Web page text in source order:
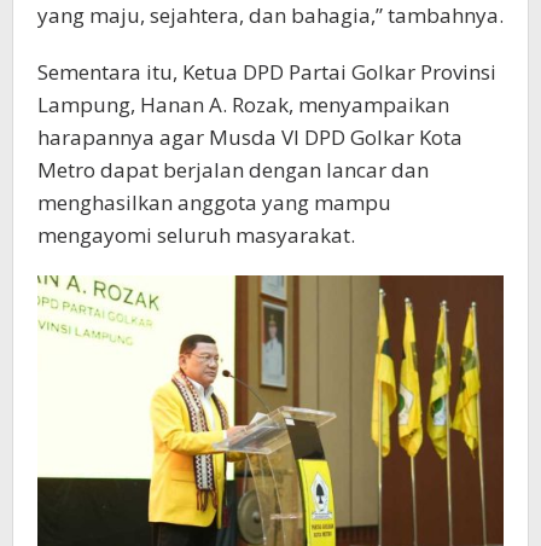
yang maju, sejahtera, dan bahagia,” tambahnya.
Sementara itu, Ketua DPD Partai Golkar Provinsi
Lampung, Hanan A. Rozak, menyampaikan
harapannya agar Musda VI DPD Golkar Kota
Metro dapat berjalan dengan lancar dan
menghasilkan anggota yang mampu
mengayomi seluruh masyarakat.